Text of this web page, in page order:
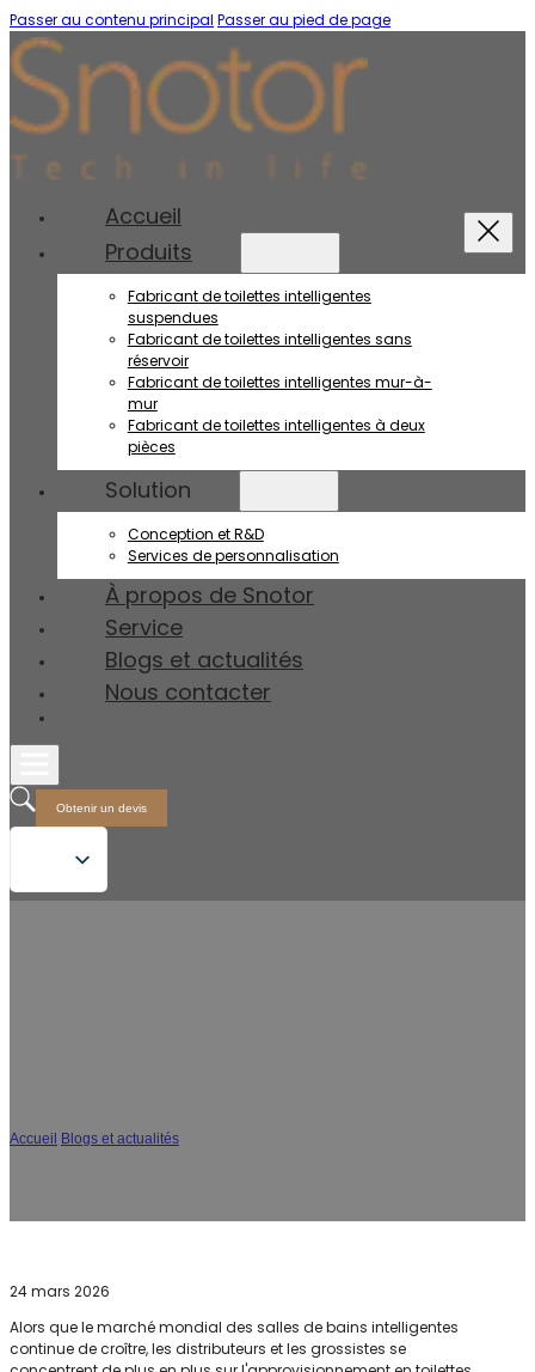
Passer au contenu principal Passer au pied de page
Accueil
Produits
Fabricant de toilettes intelligentes
suspendues
Fabricant de toilettes intelligentes sans
réservoir
Fabricant de toilettes intelligentes mur-à-
mur
Fabricant de toilettes intelligentes à deux
pièces
Solution
Conception et R&D
Services de personnalisation
À propos de Snotor
Service
Blogs et actualités
Nous contacter
Obtenir un devis
Accueil Blogs et actualités
24 mars 2026
Alors que le marché mondial des salles de bains intelligentes
continue de croître, les distributeurs et les grossistes se